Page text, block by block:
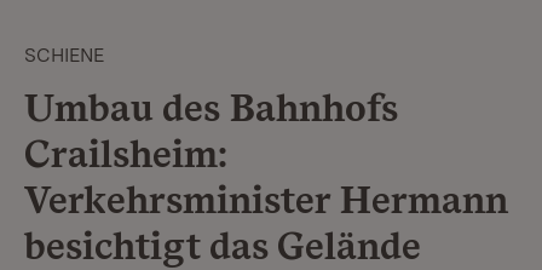
SCHIENE
Umbau des Bahnhofs
Crailsheim:
Verkehrsminister Hermann
besichtigt das Gelände